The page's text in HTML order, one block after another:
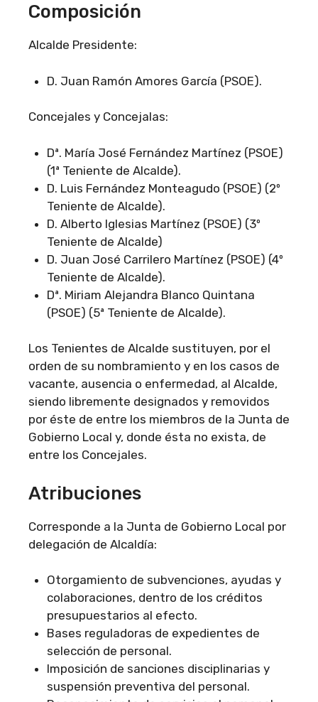
Composición
Alcalde Presidente:
D. Juan Ramón Amores García (PSOE).
Concejales y Concejalas:
Dª. María José Fernández Martínez (PSOE)
(1ª Teniente de Alcalde).
D. Luis Fernández Monteagudo (PSOE) (2º
Teniente de Alcalde).
D. Alberto Iglesias Martínez (PSOE) (3º
Teniente de Alcalde)
D. Juan José Carrilero Martínez (PSOE) (4º
Teniente de Alcalde).
Dª. Miriam Alejandra Blanco Quintana
(PSOE) (5ª Teniente de Alcalde).
Los Tenientes de Alcalde sustituyen, por el
orden de su nombramiento y en los casos de
vacante, ausencia o enfermedad, al Alcalde,
siendo libremente designados y removidos
por éste de entre los miembros de la Junta de
Gobierno Local y, donde ésta no exista, de
entre los Concejales.
Atribuciones
Corresponde a la Junta de Gobierno Local por
delegación de Alcaldía:
Otorgamiento de subvenciones, ayudas y
colaboraciones, dentro de los créditos
presupuestarios al efecto.
Bases reguladoras de expedientes de
selección de personal.
Imposición de sanciones disciplinarias y
suspensión preventiva del personal.